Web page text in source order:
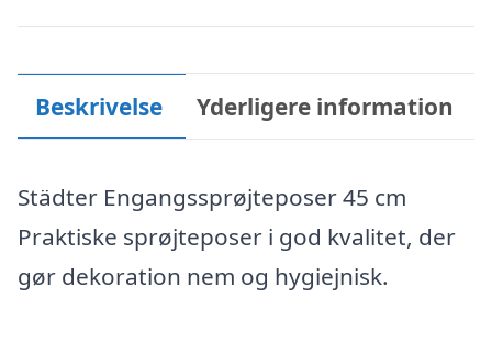
Beskrivelse Yderligere information
Städter Engangssprøjteposer 45 cm
Praktiske sprøjteposer i god kvalitet, der
gør dekoration nem og hygiejnisk.